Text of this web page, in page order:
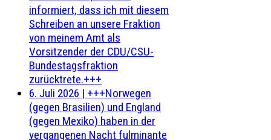
informiert, dass ich mit diesem
Schreiben an unsere Fraktion
von meinem Amt als
Vorsitzender der CDU/CSU-
Bundestagsfraktion
zurücktrete.+++
6. Juli 2026 | +++Norwegen
(gegen Brasilien) und England
(gegen Mexiko) haben in der
vergangenen Nacht fulminante